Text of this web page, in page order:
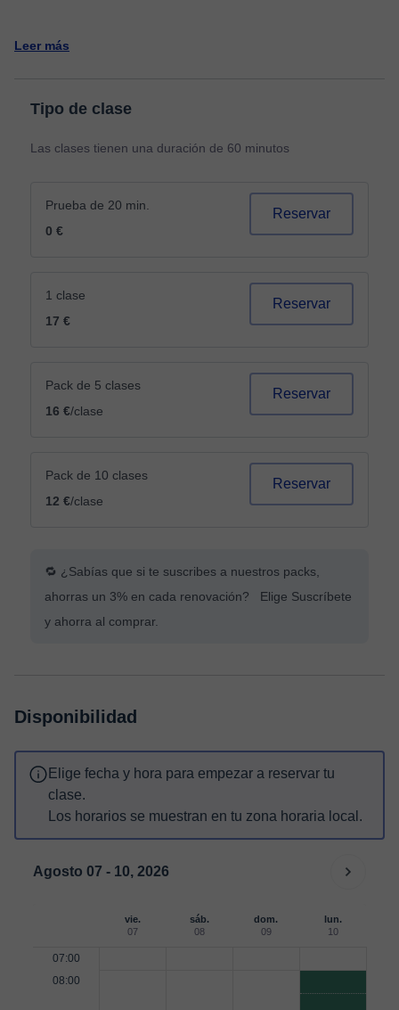
Leer más
Tipo de clase
Las clases tienen una duración de 60 minutos
Prueba de 20 min.
0 €
Reservar
1 clase
17 €
Reservar
Pack de 5 clases
16 €/clase
Reservar
Pack de 10 clases
12 €/clase
Reservar
🔁 ¿Sabías que si te suscribes a nuestros packs,
ahorras un 3% en cada renovación? Elige Suscríbete
y ahorra al comprar.
Disponibilidad
Elige fecha y hora para empezar a reservar tu
clase.
Los horarios se muestran en tu zona horaria local.
Agosto 07 - 10, 2026
vie.
07
sáb.
08
dom.
09
lun.
10
07:00
08:00